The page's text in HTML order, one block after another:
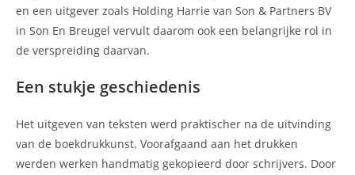
en een uitgever zoals Holding Harrie van Son & Partners BV
in Son En Breugel vervult daarom ook een belangrijke rol in
de verspreiding daarvan.
Een stukje geschiedenis
Het uitgeven van teksten werd praktischer na de uitvinding
van de boekdrukkunst. Voorafgaand aan het drukken
werden werken handmatig gekopieerd door schrijvers. Door